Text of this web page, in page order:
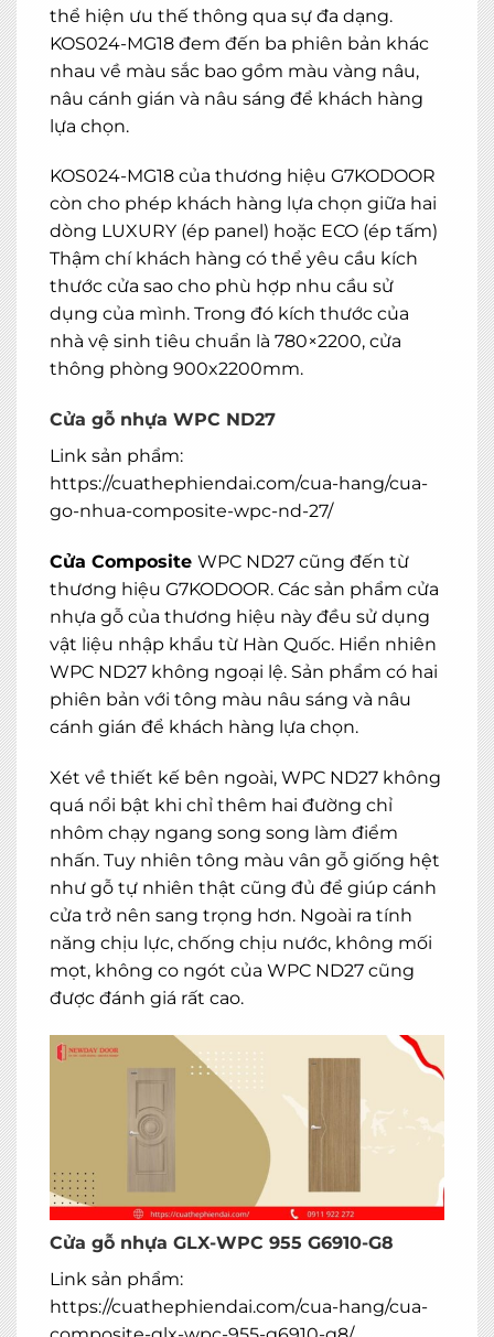
MIỄN PHÍ THIẾT KẾ 3D, ĐO ĐẠC
ĐĂNG KÝ NGAY
thể hiện ưu thế thông qua sự đa dạng.
KOS024-MG18 đem đến ba phiên bản khác
nhau về màu sắc bao gồm màu vàng nâu,
nâu cánh gián và nâu sáng để khách hàng
lựa chọn.
KOS024-MG18 của thương hiệu G7KODOOR
còn cho phép khách hàng lựa chọn giữa hai
dòng LUXURY (ép panel) hoặc ECO (ép tấm)
Thậm chí khách hàng có thể yêu cầu kích
thước cửa sao cho phù hợp nhu cầu sử
dụng của mình. Trong đó kích thước của
nhà vệ sinh tiêu chuẩn là 780×2200, cửa
thông phòng 900x2200mm.
Cửa gỗ nhựa WPC ND27
Link sản phẩm:
https://cuathephiendai.com/cua-hang/cua-
go-nhua-composite-wpc-nd-27/
Cửa Composite WPC ND27 cũng đến từ
thương hiệu G7KODOOR. Các sản phẩm cửa
nhựa gỗ của thương hiệu này đều sử dụng
vật liệu nhập khẩu từ Hàn Quốc. Hiển nhiên
WPC ND27 không ngoại lệ. Sản phẩm có hai
phiên bản với tông màu nâu sáng và nâu
cánh gián để khách hàng lựa chọn.
Xét về thiết kế bên ngoài, WPC ND27 không
quá nổi bật khi chỉ thêm hai đường chỉ
nhôm chạy ngang song song làm điểm
nhấn. Tuy nhiên tông màu vân gỗ giống hệt
như gỗ tự nhiên thật cũng đủ để giúp cánh
cửa trở nên sang trọng hơn. Ngoài ra tính
năng chịu lực, chống chịu nước, không mối
mọt, không co ngót của WPC ND27 cũng
được đánh giá rất cao.
Cửa gỗ nhựa GLX-WPC 955 G6910-G8
Link sản phẩm:
https://cuathephiendai.com/cua-hang/cua-